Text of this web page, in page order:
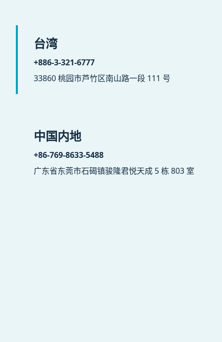
台湾
+886-3-321-6777
33860 桃园市芦竹区南山路一段 111 号
中国内地
+86-769-8633-5488
广东省东莞市石碣镇骏隆君悦天成 5 栋 803 室